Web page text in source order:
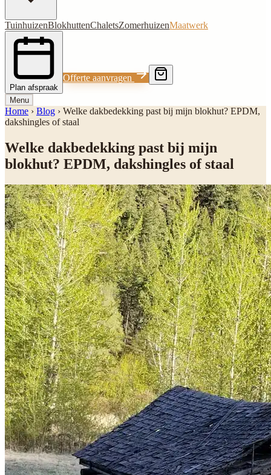
TuinhuizenBlokhuttenChaletsZomerhuizenMaatwerk
Plan afspraak
Offerte aanvragen
Menu
Home › Blog › Welke dakbedekking past bij mijn blokhut? EPDM,
dakshingles of staal
Welke dakbedekking past bij mijn
blokhut? EPDM, dakshingles of staal